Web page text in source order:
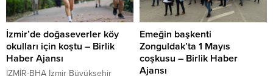
İzmir’de doğaseverler köy
okulları için koştu – Birlik
Haber Ajansı
İZMİR-BHA İzmir Büyükşehir
Emeğin başkenti
Zonguldak’ta 1 Mayıs
coşkusu – Birlik Haber
Ajansı